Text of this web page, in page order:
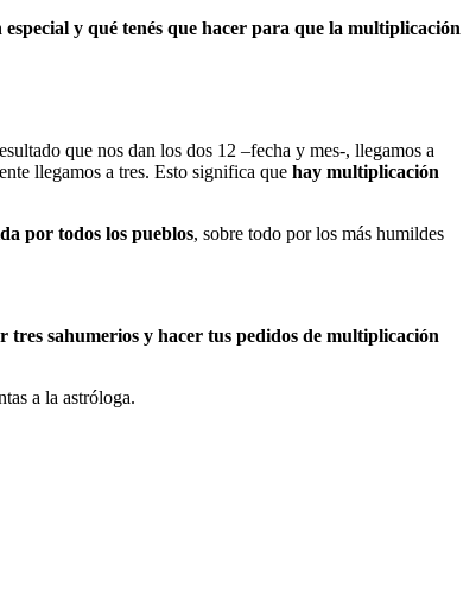
y qué tenés que hacer para que la multiplicación
que nos dan los dos 12 –fecha y mes-, llegamos a
llegamos a tres. Esto significa que hay multiplicación
por todos los pueblos, sobre todo por los más humildes
tres sahumerios y hacer tus pedidos de multiplicación
a la astróloga.